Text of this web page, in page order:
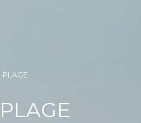
PLAGE